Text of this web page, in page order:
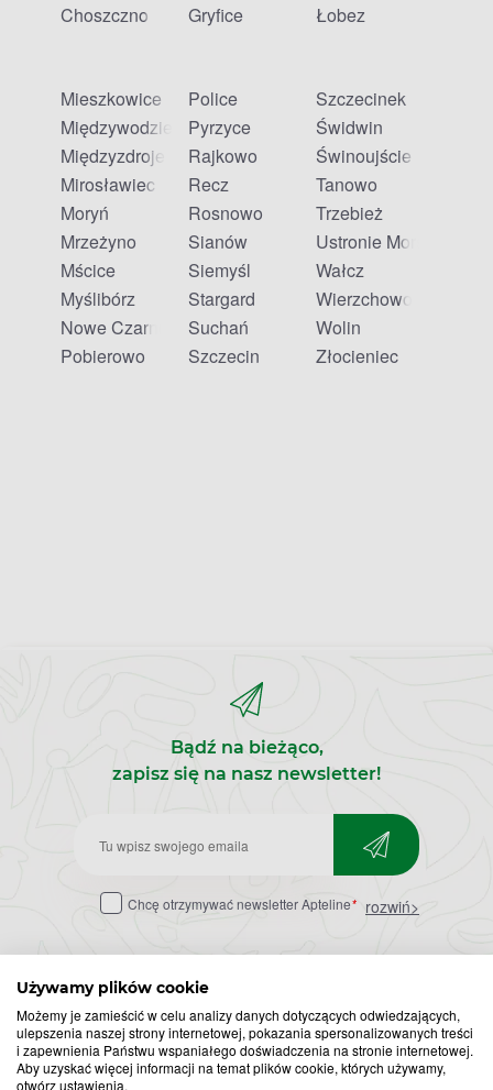
Używamy plików cookie
Możemy je zamieścić w celu analizy danych dotyczących odwiedzających,
ulepszenia naszej strony internetowej, pokazania spersonalizowanych treści
i zapewnienia Państwu wspaniałego doświadczenia na stronie internetowej.
Aby uzyskać więcej informacji na temat plików cookie, których używamy,
otwórz ustawienia.
Choszczno
Gryfice
Łobez
Mieszkowice
Międzywodzie
Międzyzdroje
Mirosławiec
Moryń
Mrzeżyno
Mścice
Myślibórz
Nowe Czarnowo
Pobierowo
Police
Pyrzyce
Rajkowo
Recz
Rosnowo
Sianów
Siemyśl
Stargard
Suchań
Szczecin
Szczecinek
Świdwin
Świnoujście
Tanowo
Trzebież
Ustronie Morskie
Wałcz
Wierzchowo
Wolin
Złocieniec
Bądź na bieżąco,
zapisz się na nasz newsletter!
Zapisz
do
Chcę otrzymywać newsletter Apteline* rozwiń>